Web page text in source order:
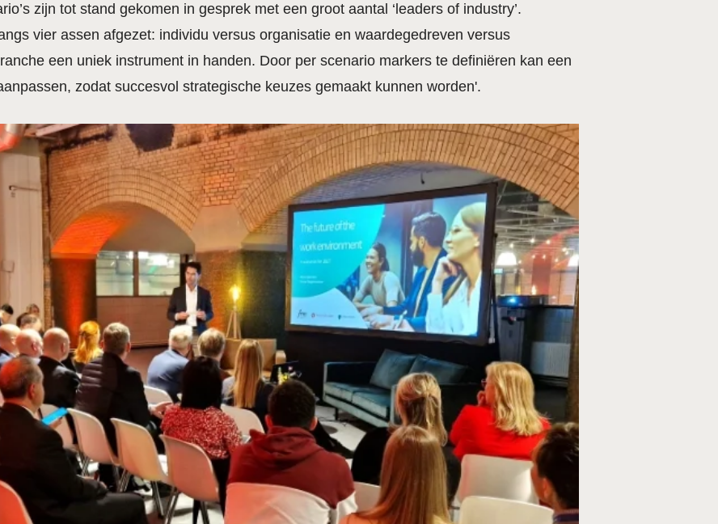
zijn tot stand gekomen in gesprek met een groot aantal ‘leaders of industry’.
vier assen afgezet: individu versus organisatie en waardegedreven versus
een uniek instrument in handen. Door per scenario markers te definiëren kan een
zodat succesvol strategische keuzes gemaakt kunnen worden'.